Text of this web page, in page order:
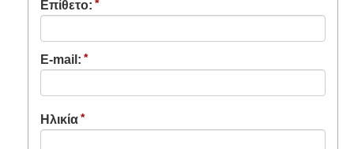
Επίθετο:
E-mail:
Ηλικία